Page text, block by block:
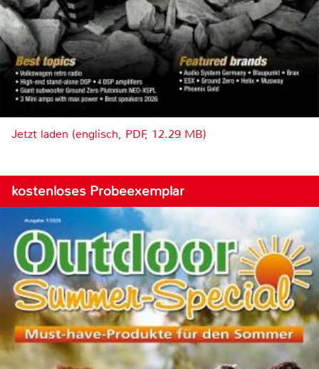
Jetzt laden (englisch, PDF, 12.29 MB)
kostenloses Probeexemplar